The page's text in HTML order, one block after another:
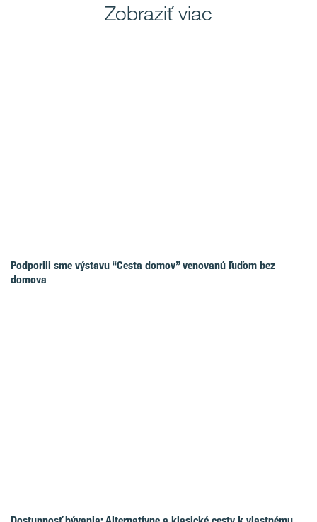
Zobraziť viac
Podporili sme výstavu “Cesta domov” venovanú ľuďom bez
domova